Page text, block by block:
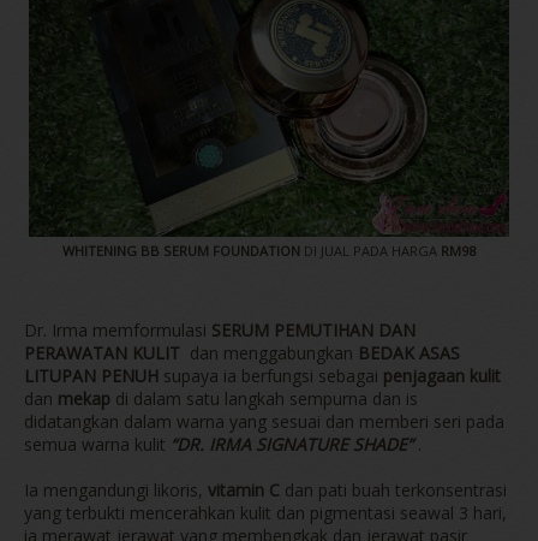
WHITENING BB SERUM FOUNDATION DI JUAL PADA HARGA RM98
Dr. Irma memformulasi SERUM PEMUTIHAN DAN
PERAWATAN KULIT dan menggabungkan BEDAK ASAS
LITUPAN PENUH supaya ia berfungsi sebagai penjagaan kulit
dan mekap di dalam satu langkah sempurna dan is
didatangkan dalam warna yang sesuai dan memberi seri pada
semua warna kulit “DR. IRMA SIGNATURE SHADE”.
Ia mengandungi likoris, vitamin C dan pati buah terkonsentrasi
yang terbukti mencerahkan kulit dan pigmentasi seawal 3 hari,
ia merawat jerawat yang membengkak dan jerawat pasir